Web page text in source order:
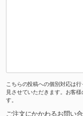
こちらの投稿への個別対応は
見させていただきます。お客
す。
ご注文にかかわるお問い